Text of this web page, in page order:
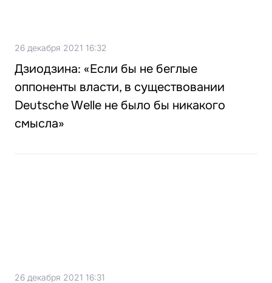
26 декабря 2021 16:32
Дзиодзина: «Если бы не беглые
оппоненты власти, в существовании
Deutsche Welle не было бы никакого
смысла»
26 декабря 2021 16:31